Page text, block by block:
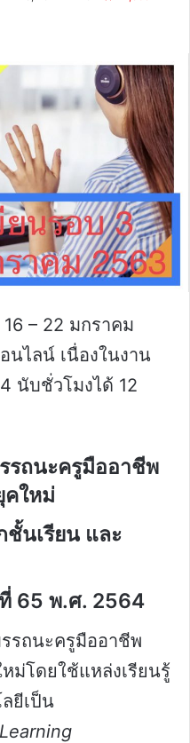
– 22 มกราคม
นไลน์ เนื่องในงาน
นับชั่วโมงได้ 12
รถนะครูมืออาชีพ
คใหม่
ชั้นเรียน และ
65 พ.ศ. 2564
รถนะครูมืออาชีพ
ม่โดยใช้แหล่งเรียนรู้
ยีเป็น